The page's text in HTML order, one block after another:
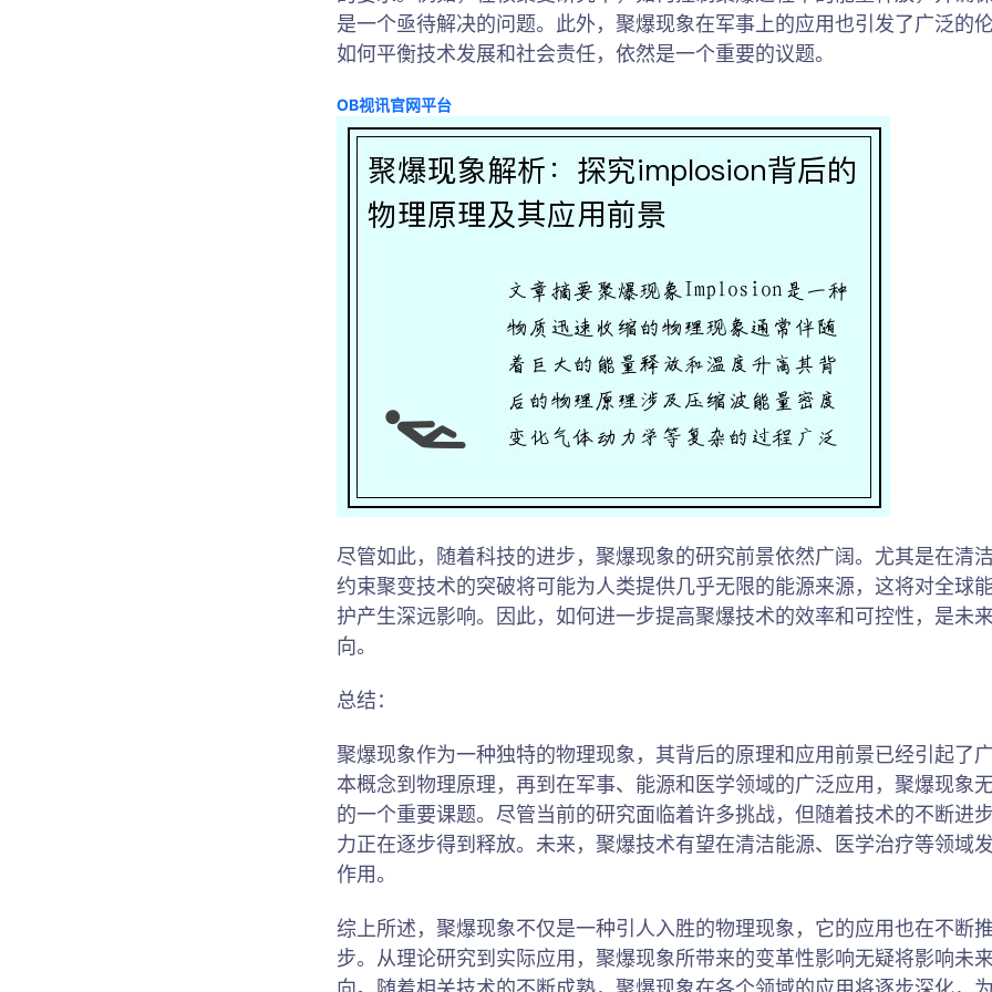
是一个亟待解决的问题。此外，聚爆现象在军事上的应用也引发了广泛的伦
如何平衡技术发展和社会责任，依然是一个重要的议题。
OB视讯官网平台
尽管如此，随着科技的进步，聚爆现象的研究前景依然广阔。尤其是在清
约束聚变技术的突破将可能为人类提供几乎无限的能源来源，这将对全球
护产生深远影响。因此，如何进一步提高聚爆技术的效率和可控性，是未
向。
总结：
聚爆现象作为一种独特的物理现象，其背后的原理和应用前景已经引起了
本概念到物理原理，再到在军事、能源和医学领域的广泛应用，聚爆现象
的一个重要课题。尽管当前的研究面临着许多挑战，但随着技术的不断进
力正在逐步得到释放。未来，聚爆技术有望在清洁能源、医学治疗等领域
作用。
综上所述，聚爆现象不仅是一种引人入胜的物理现象，它的应用也在不断
步。从理论研究到实际应用，聚爆现象所带来的变革性影响无疑将影响未